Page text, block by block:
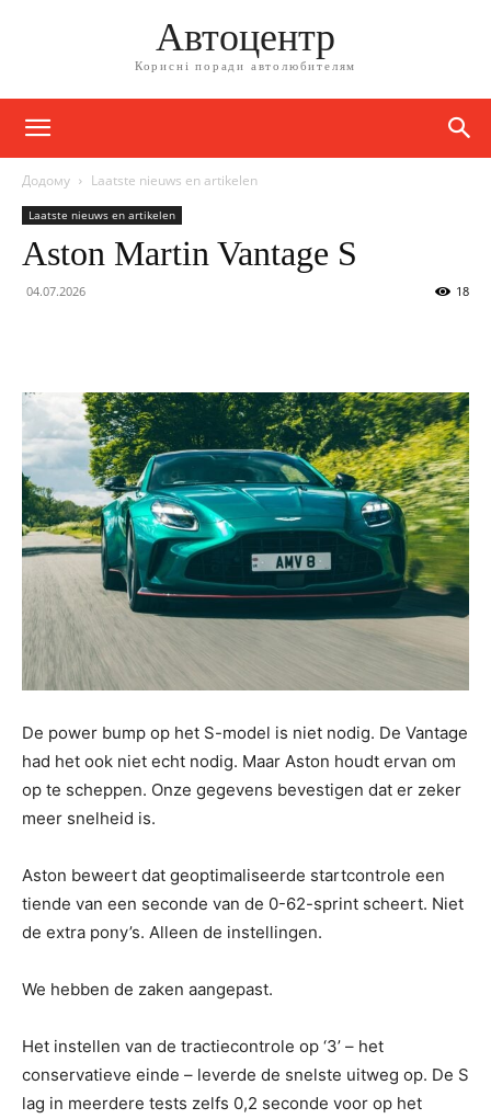
Автоцентр
Корисні поради автолюбителям
Додому Laatste nieuws en artikelen
Laatste nieuws en artikelen
Aston Martin Vantage S
04.07.2026 18
De power bump op het S-model is niet nodig. De Vantage
had het ook niet echt nodig. Maar Aston houdt ervan om
op te scheppen. Onze gegevens bevestigen dat er zeker
meer snelheid is.
Aston beweert dat geoptimaliseerde startcontrole een
tiende van een seconde van de 0-62-sprint scheert. Niet
de extra pony’s. Alleen de instellingen.
We hebben de zaken aangepast.
Het instellen van de tractiecontrole op ‘3’ – het
conservatieve einde – leverde de snelste uitweg op. De S
lag in meerdere tests zelfs 0,2 seconde voor op het